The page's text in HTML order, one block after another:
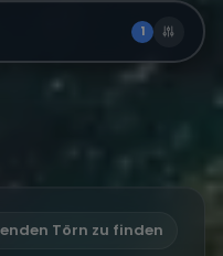
1
Törn zu finden